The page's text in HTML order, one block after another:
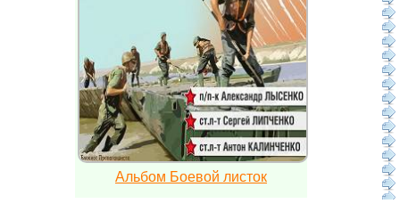
Альбом Боевой листок